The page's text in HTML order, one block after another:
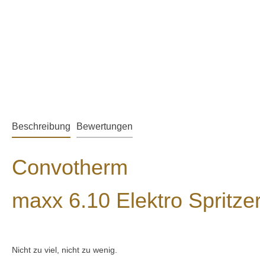
Beschreibung Bewertungen
Convotherm
maxx 6.10 Elektro
Nicht zu viel, nicht zu wenig.